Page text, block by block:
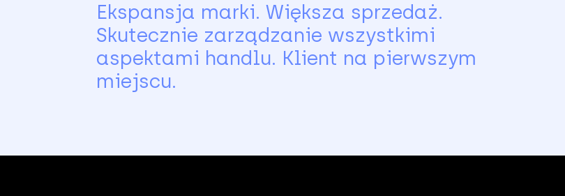
Ekspansja marki. Większa sprzedaż.
Skutecznie zarządzanie wszystkimi
aspektami handlu. Klient na pierwszym
miejscu.